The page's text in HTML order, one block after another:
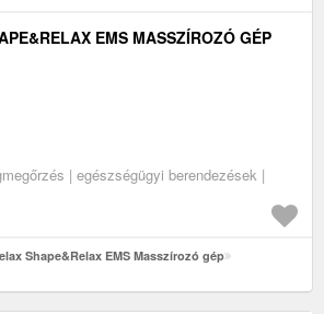
EMS MASSZÍROZÓ GÉP
| egészségügyi berendezések |
Shape&Relax EMS Masszírozó gép